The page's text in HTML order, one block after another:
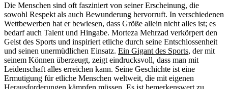
Die Menschen sind oft fasziniert von seiner Erscheinung, die
sowohl Respekt als auch Bewunderung hervorruft. In verschiedenen
Wettbewerben hat er bewiesen, dass Größe allein nicht alles ist; es
bedarf auch Talent und Hingabe. Morteza Mehrzad verkörpert den
Geist des Sports und inspiriert etliche durch seine Entschlossenheit
und seinen unermüdlichen Einsatz. Ein Gigant des Sports, der mit
seinem Können überzeugt, zeigt eindrucksvoll, dass man mit
Leidenschaft alles erreichen kann. Seine Geschichte ist eine
Ermutigung für etliche Menschen weltweit, die mit eigenen
Herausforderungen kämpfen müssen. Es ist bemerkenswert zu